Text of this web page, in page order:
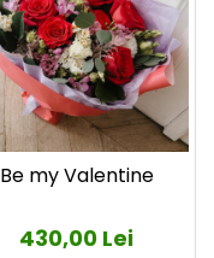
Be my Valentine
430,00 Lei